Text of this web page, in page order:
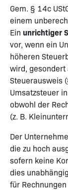
Gem. § 14c
einem
Ein unrichtiger
vor, wenn ein
höheren
wird, gesondert
Steuerausweis
Umsatzsteuer
obwohl der
(z. B.
Der
die zu hoch
sofern keine
dies
für